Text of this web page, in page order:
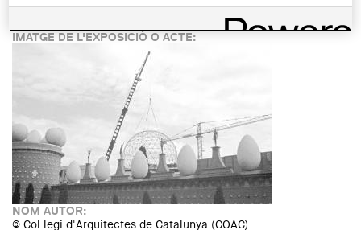
TIPUS D'ACTE:
IMATGE DE L'EXPOSICIÓ O ACTE:
NOM AUTOR:
© Col·legi d'Arquitectes de Catalunya (COAC)